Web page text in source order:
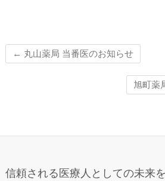
← 丸山薬局 当番医のお知らせ
旭町薬
信頼される医療人としての未来